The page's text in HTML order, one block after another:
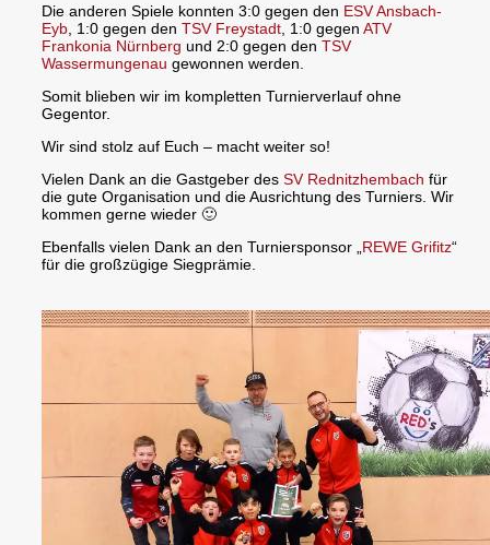
Die anderen Spiele konnten 3:0 gegen den ESV Ansbach-
Eyb , 1:0 gegen den TSV Freystadt , 1:0 gegen ATV
Frankonia Nürnberg und 2:0 gegen den TSV
Wassermungenau gewonnen werden.
Somit blieben wir im kompletten Turnierverlauf ohne
Gegentor.
Wir sind stolz auf Euch – macht weiter so!
Vielen Dank an die Gastgeber des SV Rednitzhembach für
die gute Organisation und die Ausrichtung des Turniers. Wir
kommen gerne wieder 🙂
Ebenfalls vielen Dank an den Turniersponsor „ REWE Grifitz“
für die großzügige Siegprämie.